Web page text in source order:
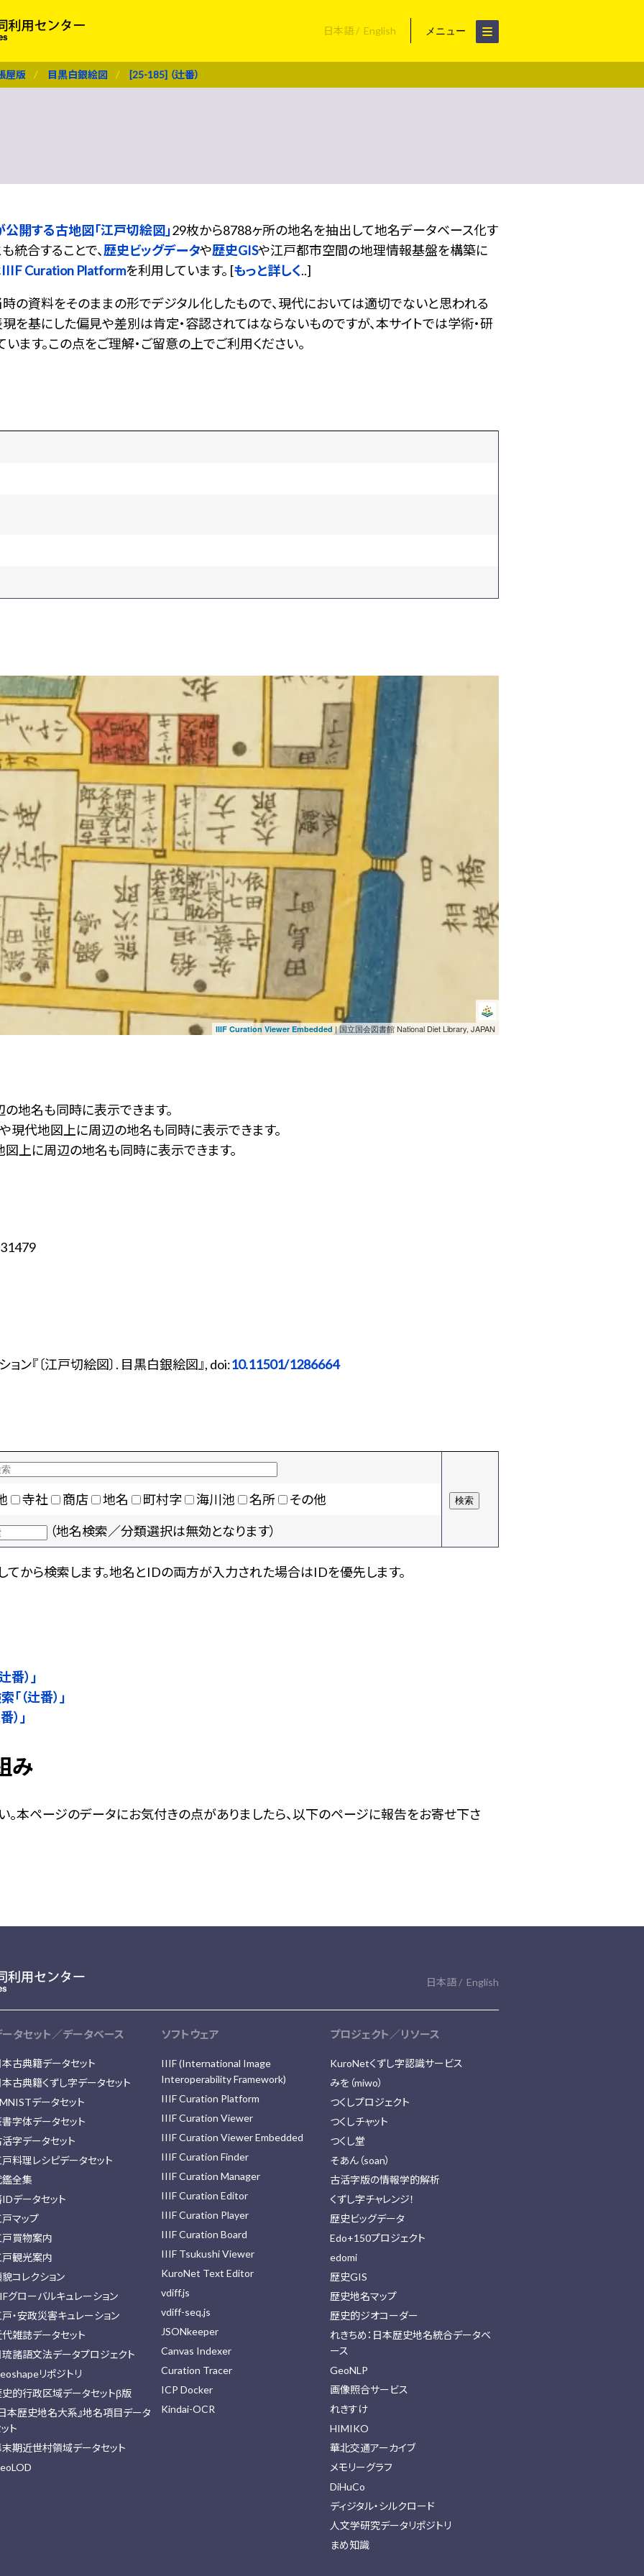
日本語 English メニュー
屋版 目黒白銀絵図 [25-185] （辻番）
開する古地図「江戸切絵図」29枚から8788ヶ所の地名を抽出して地名データベース化す
統合することで、歴史ビッグデータや歴史GISや江戸都市空間の地理情報基盤を構築に
IIIF Curation Platformを利用しています。 [もっと詳しく..]
の資料をそのままの形でデジタル化したもので、現代においては適切でないと思われる
を基にした偏見や差別は肯定・容認されてはならないものですが、本サイトでは学術・研
ます。この点をご理解・ご留意の上でご利用ください。
IIIF Curation Viewer Embedded | 国立国会図書館 National Diet Library, JAPAN
地名も同時に表示できます。
や現代地図上に周辺の地名も同時に表示できます。
図上に周辺の地名も同時に表示できます。
ン『〔江戸切絵図〕. 目黒白銀絵図』, doi:10.11501/1286664
寺社 商店 地名 町村字 海川池 名所
その他
（地名検索／分類選択は無効となります）
から検索します。地名とIDの両方が入力された場合はIDを優先します。
）」
（辻番）」
）」
み
本ページのデータにお気付きの点がありましたら、以下のページに報告をお寄せ下さ
日本語 English
ータセット／データベース
古典籍データセット
古典籍くずし字データセット
データセット
字体データセット
字データセット
料理レシピデータセット
鑑全集
データセット
マップ
戸買物案内
戸観光案内
コレクション
グローバルキュレーション
・安政災害キュレーション
雑誌データセット
諸語文法データプロジェクト
リポジトリ
的行政区域データセットβ版
本歴史地名大系』地名項目データ
ト
期近世村領域データセット
ソフトウェア
IIIF (International Image
Interoperability Framework)
IIIF Curation Platform
IIIF Curation Viewer
IIIF Curation Viewer Embedded
IIIF Curation Finder
IIIF Curation Manager
IIIF Curation Editor
IIIF Curation Player
IIIF Curation Board
IIIF Tsukushi Viewer
KuroNet Text Editor
vdiff.js
vdiff-seq.js
JSONkeeper
Canvas Indexer
Curation Tracer
ICP Docker
Kindai-OCR
プロジェクト／リソース
KuroNetくずし字認識サービス
みを（miwo）
つくしプロジェクト
つくしチャット
つくし堂
そあん（soan）
古活字版の情報学的解析
くずし字チャレンジ！
歴史ビッグデータ
Edo+150プロジェクト
edomi
歴史GIS
歴史地名マップ
歴史的ジオコーダー
れきちめ：日本歴史地名統合データベ
ース
GeoNLP
画像照合サービス
れきすけ
HIMIKO
華北交通アーカイブ
メモリーグラフ
DiHuCo
ディジタル・シルクロード
人文学研究データリポジトリ
まめ知識